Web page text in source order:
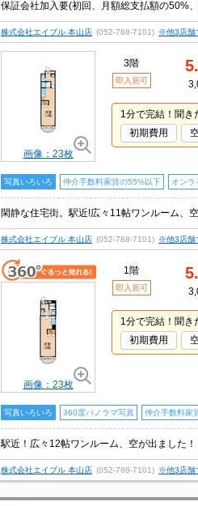
保証会社加入要(初回、月額総支払額の50%
株式会社エイブル 本山店 (052-788-7101) ※他3店舗
画像：23枚
3階
即入居可
1分で完結！聞き
初期費用
写真いろいろ 仲介手数料家賃の55%以下 オンラ
閑静な住宅街。駅近!広々11帖ワンルーム、空
株式会社エイブル 本山店 (052-788-7101) ※他3店舗
画像：23枚
1階
即入居可
1分で完結！聞き
初期費用
写真いろいろ 360度パノラマ写真 仲介手数料家
駅近！広々12帖ワンルーム、空が出ました
株式会社エイブル 本山店 (052-788-7101) ※他3店舗